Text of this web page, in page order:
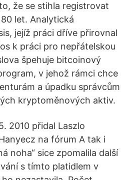
že se stihla registrovat
let. Analytická
jejíž práci dříve přirovnal
k práci pro nepřátelskou
špehuje bitcoinový
v jehož rámci chce
a úpadku správcům
kryptoměnových aktiv.
2010 přidal Laszlo
na fórum A tak i
noha“ sice zpomalila další
s tímto platidlem v